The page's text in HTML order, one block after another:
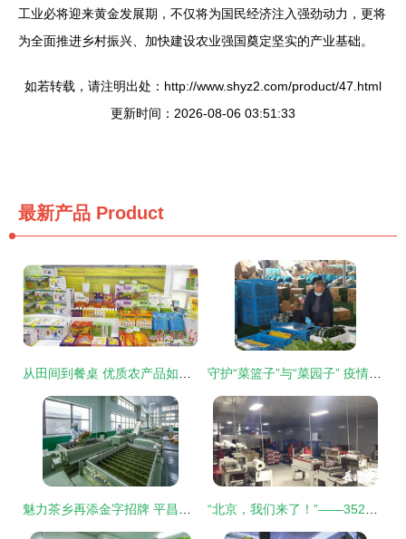
工业必将迎来黄金发展期，不仅将为国民经济注入强劲动力，更将
为全面推进乡村振兴、加快建设农业强国奠定坚实的产业基础。
如若转载，请注明出处：http://www.shyz2.com/product/47.html
更新时间：2026-08-06 03:51:33
最新产品 Product
从田间到餐桌 优质农产品如何成就百姓的“天堂美食” 守护“菜篮子”与“菜园子” 疫情期间农产品稳产保供的实践与探索
魅力茶乡再添金字招牌 平昌青芽茶荣膺国家地理标志证明商标 “北京，我们来了！”——352吨湖北农产品千里驰援记